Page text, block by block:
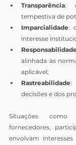
Transparência:
tempestiva de
Imparcialidade:
interesse
alinhada às
aplicável;
Rastreabilidade:
decisões e dos
Situações como
fornecedores,
envolvam